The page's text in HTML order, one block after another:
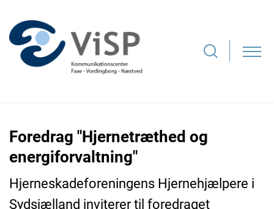
Foredrag "Hjernetræthed og
energiforvaltning"
Hjerneskadeforeningens Hjernehjælpere i
Sydsjælland inviterer til foredraget